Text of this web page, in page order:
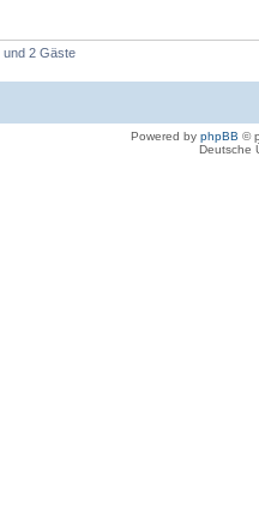
und 2 Gäste
Powered by phpBB ©
Deutsche